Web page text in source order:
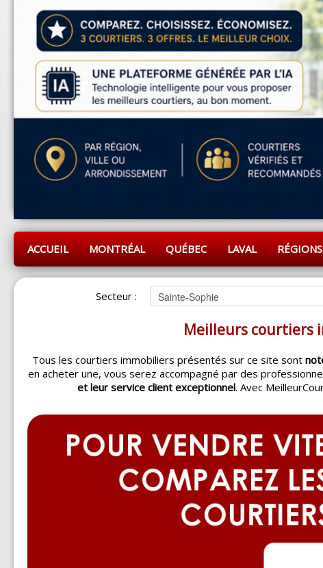
ACCUEIL MONTRÉAL QUÉBEC LAVAL RÉGIONS
Secteur :
Meilleurs courtiers
Tous les courtiers immobiliers présentés sur ce site sont
en acheter une, vous serez accompagné par des
et leur service client exceptionnel. Avec